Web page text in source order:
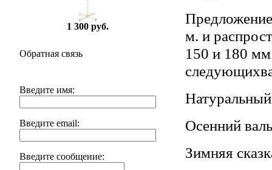
1 300 руб.
Обратная связь
Введите имя:
Введите email:
Введите сообщение:
м. и
150 и 180 мм
Натуральный
Осенний
Зимняя